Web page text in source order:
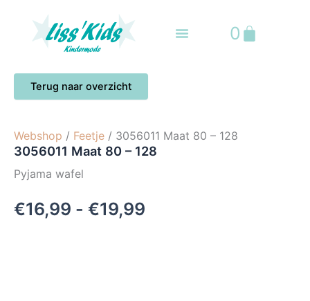
0
Webshop / Feetje / 3056011 Maat 80 – 128
3056011 Maat 80 – 128
Pyjama wafel
€16,99 - €19,99